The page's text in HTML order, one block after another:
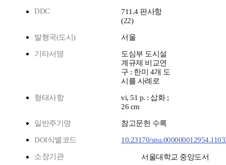
DDC
711.4 판사항
(22)
발행국(도시) 서울
기타서명
도심부 도시설
계규제 비교연
구 : 한미 4개 도
시를 사례로
형태사항
vi, 51 p. : 삽화 ;
26 cm
일반주기명 참고문헌 수록
DOI식별코드 10.23170/
소장기관
서울대학교 중앙도서